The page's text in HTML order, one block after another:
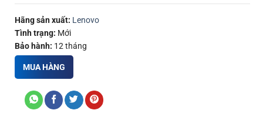
Hãng sản xuất: Lenovo
Tình trạng: Mới
Bảo hành: 12 tháng
MUA HÀNG